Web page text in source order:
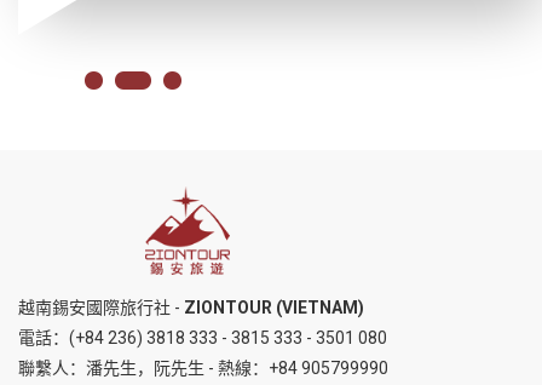
越南錫安國際旅行社 - ZIONTOUR (VIETNAM)
電話： (+84 236) 3818 333 - 3815 333 - 3501 080
聯繫人：潘先生，阮先生 - 熱線： +84 905799990